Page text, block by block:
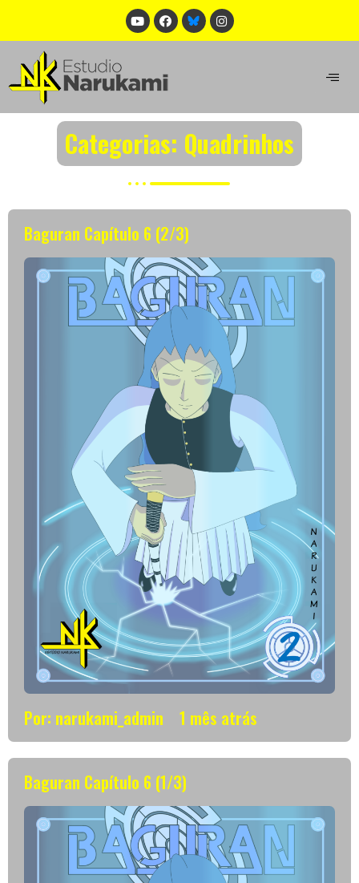
Categorias: Quadrinhos
Baguran Capítulo 6 (2/3)
Por: narukami_admin 1 mês atrás
Baguran Capítulo 6 (1/3)